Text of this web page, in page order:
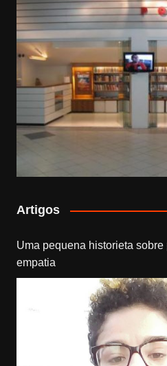
Artigos
Uma pequena historieta
empatia